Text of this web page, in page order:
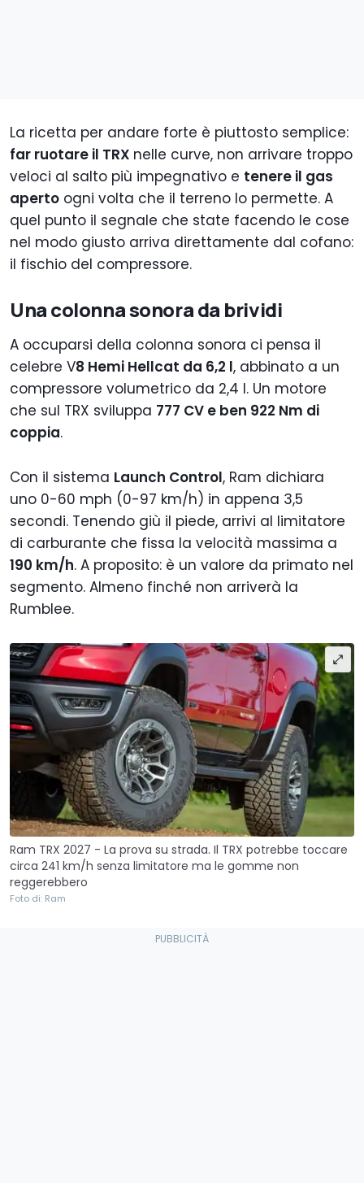
La ricetta per andare forte è piuttosto semplice:
far ruotare il TRX nelle curve, non arrivare troppo
veloci al salto più impegnativo e tenere il gas
aperto ogni volta che il terreno lo permette. A
quel punto il segnale che state facendo le cose
nel modo giusto arriva direttamente dal cofano:
il fischio del compressore.
Una colonna sonora da brividi
A occuparsi della colonna sonora ci pensa il
celebre V8 Hemi Hellcat da 6,2 l, abbinato a un
compressore volumetrico da 2,4 l. Un motore
che sul TRX sviluppa 777 CV e ben 922 Nm di
coppia.
Con il sistema Launch Control, Ram dichiara
uno 0-60 mph (0-97 km/h) in appena 3,5
secondi. Tenendo giù il piede, arrivi al limitatore
di carburante che fissa la velocità massima a
190 km/h. A proposito: è un valore da primato nel
segmento. Almeno finché non arriverà la
Rumblee.
Ram TRX 2027 - La prova su strada. Il TRX potrebbe toccare
circa 241 km/h senza limitatore ma le gomme non
reggerebbero
Foto di: Ram